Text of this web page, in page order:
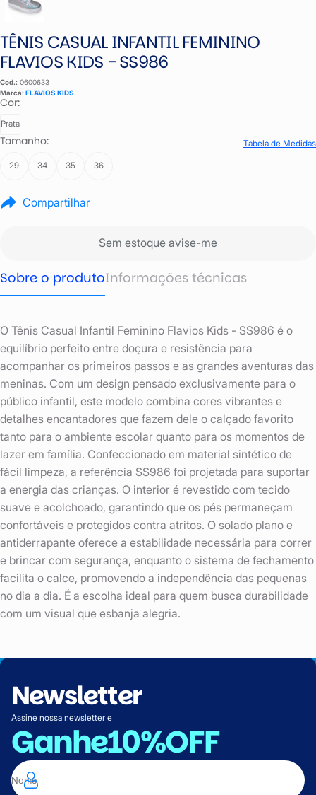
TÊNIS CASUAL INFANTIL FEMININO
FLAVIOS KIDS - SS986
Cod.: 0600633
Marca: FLAVIOS KIDS
Cor:
Prata
Tamanho: Tabela de Medidas
29 34 35 36
Compartilhar
Sem estoque avise-me
Sobre o produtoInformações técnicas
O Tênis Casual Infantil Feminino Flavios Kids - SS986 é o
equilíbrio perfeito entre doçura e resistência para
acompanhar os primeiros passos e as grandes aventuras das
meninas. Com um design pensado exclusivamente para o
público infantil, este modelo combina cores vibrantes e
detalhes encantadores que fazem dele o calçado favorito
tanto para o ambiente escolar quanto para os momentos de
lazer em família. Confeccionado em material sintético de
fácil limpeza, a referência SS986 foi projetada para suportar
a energia das crianças. O interior é revestido com tecido
suave e acolchoado, garantindo que os pés permaneçam
confortáveis e protegidos contra atritos. O solado plano e
antiderrapante oferece a estabilidade necessária para correr
e brincar com segurança, enquanto o sistema de fechamento
facilita o calce, promovendo a independência das pequenas
no dia a dia. É a escolha ideal para quem busca durabilidade
com um visual que esbanja alegria.
Newsletter
Assine nossa newsletter e
Ganhe10%OFF